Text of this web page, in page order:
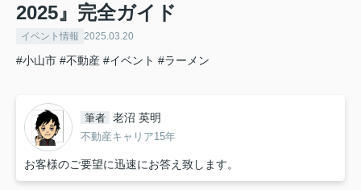
2025』完全ガイド
イベント情報 2025.03.20
#小山市 #不動産 #イベント #ラーメン
筆者 老沼 英明
不動産キャリア15年
お客様のご要望に迅速にお答え致します。